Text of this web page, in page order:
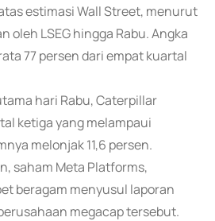
estimasi Wall Street, menurut
oleh LSEG hingga Rabu. Angka
77 persen dari empat kuartal
hari Rabu, Caterpillar
ketiga yang melampaui
melonjak 11,6 persen.
saham Meta Platforms,
beragam menyusul laporan
megacap tersebut.